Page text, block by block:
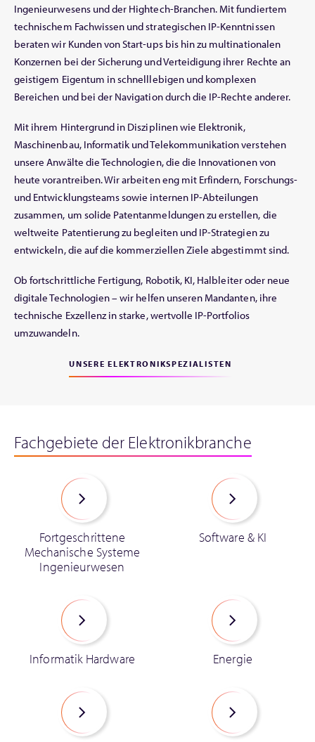
Ingenieurwesens und der Hightech-Branchen. Mit fundiertem
technischem Fachwissen und strategischen IP-Kenntnissen
beraten wir Kunden von Start-ups bis hin zu multinationalen
Konzernen bei der Sicherung und Verteidigung ihrer Rechte an
geistigem Eigentum in schnelllebigen und komplexen
Bereichen und bei der Navigation durch die IP-Rechte anderer.
Mit ihrem Hintergrund in Disziplinen wie Elektronik,
Maschinenbau, Informatik und Telekommunikation verstehen
unsere Anwälte die Technologien, die die Innovationen von
heute vorantreiben. Wir arbeiten eng mit Erfindern, Forschungs-
und Entwicklungsteams sowie internen IP-Abteilungen
zusammen, um solide Patentanmeldungen zu erstellen, die
weltweite Patentierung zu begleiten und IP-Strategien zu
entwickeln, die auf die kommerziellen Ziele abgestimmt sind.
Ob fortschrittliche Fertigung, Robotik, KI, Halbleiter oder neue
digitale Technologien – wir helfen unseren Mandanten, ihre
technische Exzellenz in starke, wertvolle IP-Portfolios
umzuwandeln.
UNSERE ELEKTRONIKSPEZIALISTEN
Fachgebiete der Elektronikbranche
Fortgeschrittene
Mechanische Systeme
Ingenieurwesen
Software & KI
Informatik Hardware Energie